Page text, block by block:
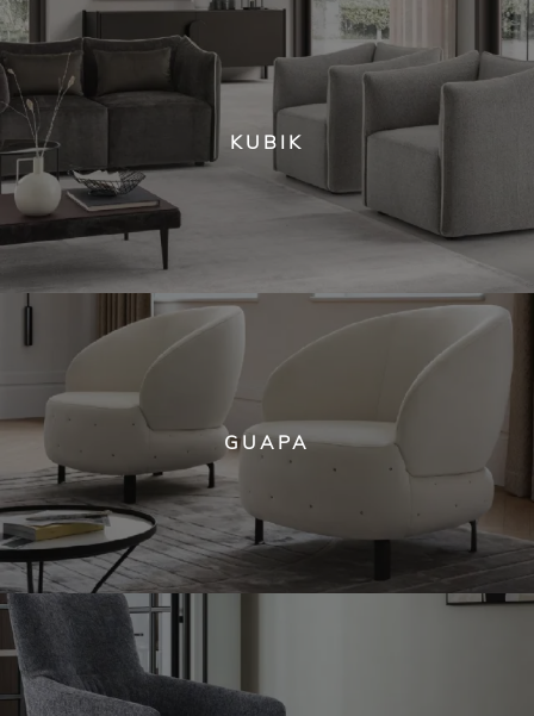
KUBIK
GUAPA